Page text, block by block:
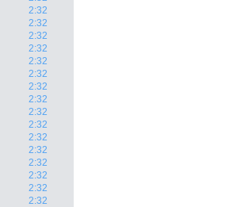
2:32
2:32
2:32
2:32
2:32
2:32
2:32
2:32
2:32
2:32
2:32
2:32
2:32
2:32
2:32
2:32